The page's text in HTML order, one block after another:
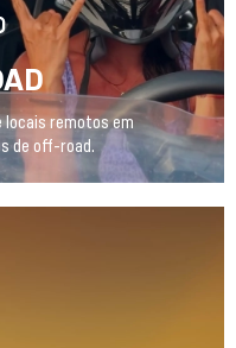
locais remotos em
de off-road.